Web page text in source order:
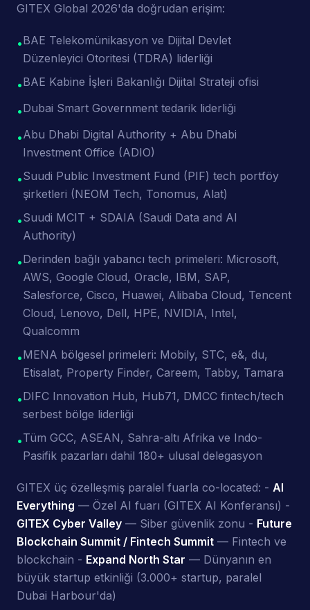
GITEX Global 2026'da doğrudan erişim:
•BAE Telekomünikasyon ve Dijital Devlet
Düzenleyici Otoritesi (TDRA) liderliği
•BAE Kabine İşleri Bakanlığı Dijital Strateji ofisi
•Dubai Smart Government tedarik liderliği
•Abu Dhabi Digital Authority + Abu Dhabi
Investment Office (ADIO)
•Suudi Public Investment Fund (PIF) tech portföy
şirketleri (NEOM Tech, Tonomus, Alat)
•Suudi MCIT + SDAIA (Saudi Data and AI
Authority)
•Derinden bağlı yabancı tech primeleri: Microsoft,
AWS, Google Cloud, Oracle, IBM, SAP,
Salesforce, Cisco, Huawei, Alibaba Cloud, Tencent
Cloud, Lenovo, Dell, HPE, NVIDIA, Intel,
Qualcomm
•MENA bölgesel primeleri: Mobily, STC, e&, du,
Etisalat, Property Finder, Careem, Tabby, Tamara
•DIFC Innovation Hub, Hub71, DMCC fintech/tech
serbest bölge liderliği
•Tüm GCC, ASEAN, Sahra-altı Afrika ve Indo-
Pasifik pazarları dahil 180+ ulusal delegasyon
GITEX üç özelleşmiş paralel fuarla co-located: - AI
Everything — Özel AI fuarı (GITEX AI Konferansı) -
GITEX Cyber Valley — Siber güvenlik zonu - Future
Blockchain Summit / Fintech Summit — Fintech ve
blockchain - Expand North Star — Dünyanın en
büyük startup etkinliği (3.000+ startup, paralel
Dubai Harbour'da)